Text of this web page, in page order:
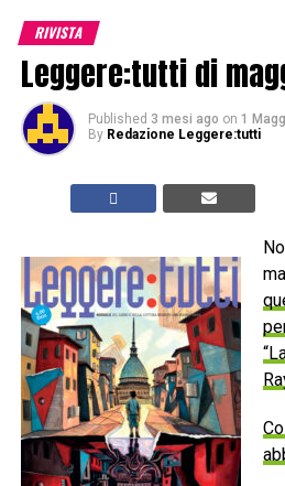
RIVISTA
Leggere:tutti di
Published 3 mesi ago on 1
By Redazione Leggere:tutti